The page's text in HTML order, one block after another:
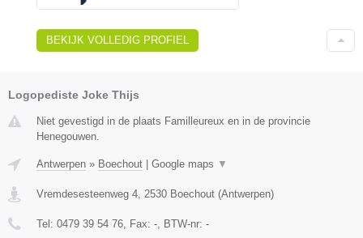
BEKIJK VOLLEDIG PROFIEL
Logopediste Joke Thijs
Niet gevestigd in de plaats Familleureux en in de provincie
Henegouwen.
Antwerpen » Boechout Google maps ▼
Vremdesesteenweg 4, 2530 Boechout (Antwerpen)
Tel: 0479 39 54 76, Fax: -, BTW-nr: -